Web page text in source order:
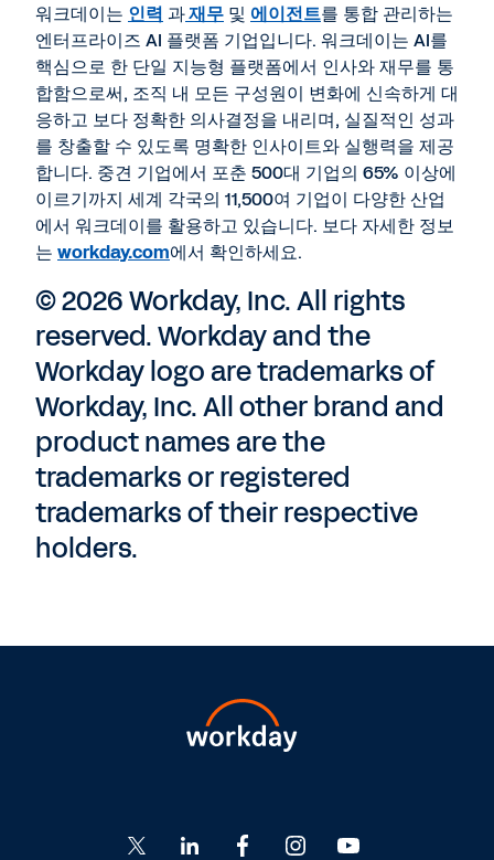
워크데이는 인력 과재무 및 에이전트를 통합 관리하는
엔터프라이즈 AI 플랫폼 기업입니다. 워크데이는 AI를
핵심으로 한 단일 지능형 플랫폼에서 인사와 재무를 통
합함으로써, 조직 내 모든 구성원이 변화에 신속하게 대
응하고 보다 정확한 의사결정을 내리며, 실질적인 성과
를 창출할 수 있도록 명확한 인사이트와 실행력을 제공
합니다. 중견 기업에서 포춘 500대 기업의 65% 이상에
이르기까지 세계 각국의 11,500여 기업이 다양한 산업
에서 워크데이를 활용하고 있습니다. 보다 자세한 정보
는 workday.com에서 확인하세요.
© 2026 Workday, Inc. All rights
reserved. Workday and the
Workday logo are trademarks of
Workday, Inc. All other brand and
product names are the
trademarks or registered
trademarks of their respective
holders.
Go
Go
Go